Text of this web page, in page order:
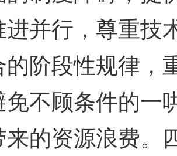
并行，尊重技
阶段性规律，
不顾条件的一
的资源浪费。